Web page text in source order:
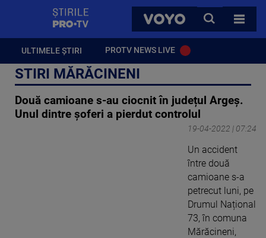
VOYO
CAUTA
TOATE
ULTIMELE ȘTIRI PROTV NEWS LIVE
STIRI MĂRĂCINENI
Două camioane s-au ciocnit în județul Argeș.
Unul dintre șoferi a pierdut controlul
19-04-2022 | 07:24
Un accident
între două
camioane s-a
petrecut luni, pe
Drumul Național
73, în comuna
Mărăcineni,